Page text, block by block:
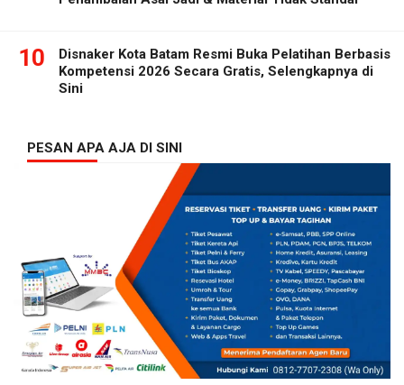
10
Disnaker Kota Batam Resmi Buka Pelatihan Berbasis
Kompetensi 2026 Secara Gratis, Selengkapnya di
Sini
PESAN APA AJA DI SINI